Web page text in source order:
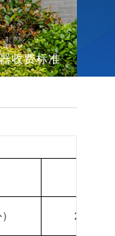
收费标准
20